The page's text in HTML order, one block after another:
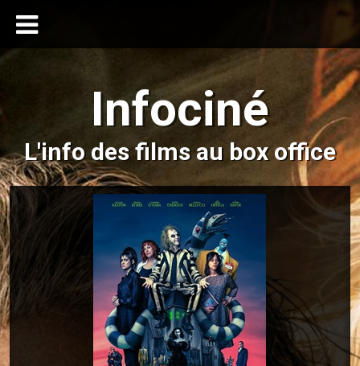
Infociné
L'info des films au box office